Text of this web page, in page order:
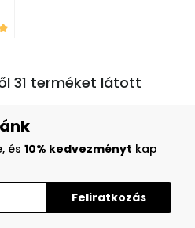
31 terméket látott
és 10% kedvezményt kap